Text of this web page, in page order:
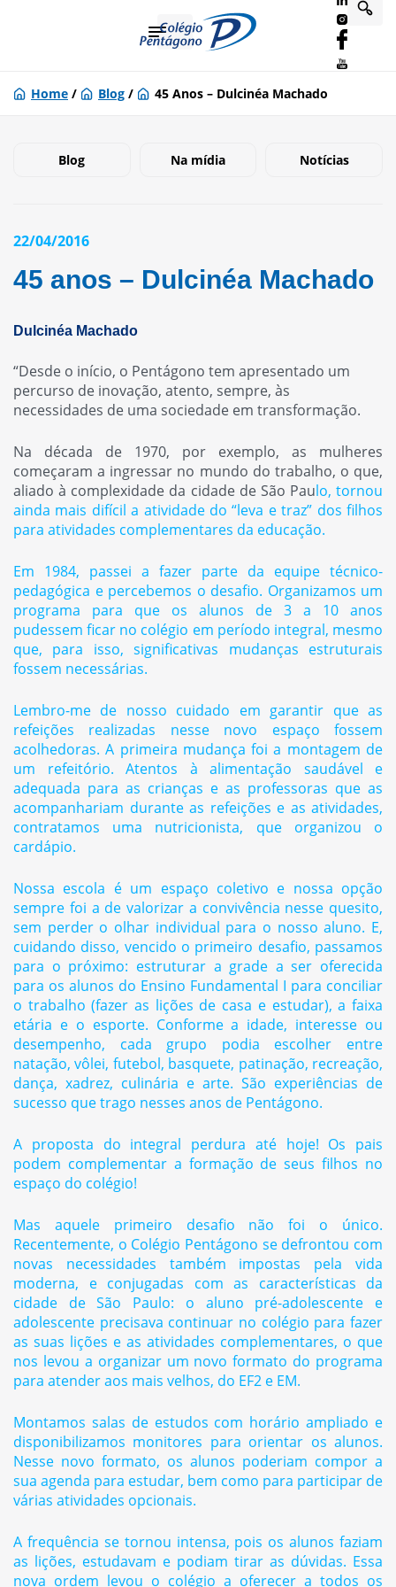
Home / Blog / 45 Anos – Dulcinéa Machado
Blog Na mídia Notícias
22/04/2016
45 anos – Dulcinéa Machado
Dulcinéa Machado
“Desde o início, o Pentágono tem apresentado um
percurso de inovação, atento, sempre, às
necessidades de uma sociedade em transformação.
Na década de 1970, por exemplo, as mulheres
começaram a ingressar no mundo do trabalho, o que,
aliado à complexidade da cidade de São Paulo, tornou
ainda mais difícil a atividade do “leva e traz” dos filhos
para atividades complementares da educação.
Em 1984, passei a fazer parte da equipe técnico-
pedagógica e percebemos o desafio. Organizamos um
programa para que os alunos de 3 a 10 anos
pudessem ficar no colégio em período integral, mesmo
que, para isso, significativas mudanças estruturais
fossem necessárias.
Lembro-me de nosso cuidado em garantir que as
refeições realizadas nesse novo espaço fossem
acolhedoras. A primeira mudança foi a montagem de
um refeitório. Atentos à alimentação saudável e
adequada para as crianças e as professoras que as
acompanhariam durante as refeições e as atividades,
contratamos uma nutricionista, que organizou o
cardápio.
Nossa escola é um espaço coletivo e nossa opção
sempre foi a de valorizar a convivência nesse quesito,
sem perder o olhar individual para o nosso aluno. E,
cuidando disso, vencido o primeiro desafio, passamos
para o próximo: estruturar a grade a ser oferecida
para os alunos do Ensino Fundamental I para conciliar
o trabalho (fazer as lições de casa e estudar), a faixa
etária e o esporte. Conforme a idade, interesse ou
desempenho, cada grupo podia escolher entre
natação, vôlei, futebol, basquete, patinação, recreação,
dança, xadrez, culinária e arte. São experiências de
sucesso que trago nesses anos de Pentágono.
A proposta do integral perdura até hoje! Os pais
podem complementar a formação de seus filhos no
espaço do colégio!
Mas aquele primeiro desafio não foi o único.
Recentemente, o Colégio Pentágono se defrontou com
novas necessidades também impostas pela vida
moderna, e conjugadas com as características da
cidade de São Paulo: o aluno pré-adolescente e
adolescente precisava continuar no colégio para fazer
as suas lições e as atividades complementares, o que
nos levou a organizar um novo formato do programa
para atender aos mais velhos, do EF2 e EM.
Montamos salas de estudos com horário ampliado e
disponibilizamos monitores para orientar os alunos.
Nesse novo formato, os alunos poderiam compor a
sua agenda para estudar, bem como para participar de
várias atividades opcionais.
A frequência se tornou intensa, pois os alunos faziam
as lições, estudavam e podiam tirar as dúvidas. Essa
nova ordem levou o colégio a oferecer a todos os